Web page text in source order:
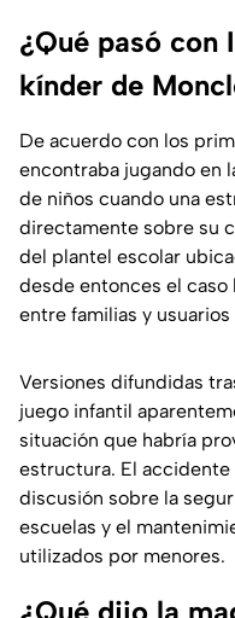
¿Qué pasó con
kínder de
De acuerdo con los
encontraba jugando en
de niños cuando una
directamente sobre su
del plantel escolar
desde entonces el caso
entre familias y
Versiones difundidas
juego infantil
situación que habría
estructura. El
discusión sobre la
escuelas y el
utilizados por menores.